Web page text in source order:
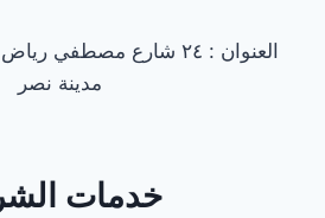
العنوان : ٢٤ شارع مصطفي
مدينة نصر
خدمات